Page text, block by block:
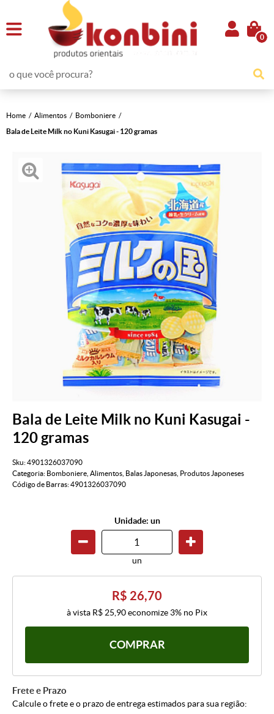
0
Home Alimentos
Bomboniere
Bala de Leite Milk no Kuni Kasugai - 120 gramas
Bala de Leite Milk no Kuni Kasugai -
120 gramas
Sku:4901326037090
Categoria: Bomboniere Alimentos Balas Japonesas Produtos Japoneses
Código de Barras:4901326037090
Unidade: un
un
R$ 26,70
à vista R$ 25,90economize 3% no Pix
COMPRAR
Frete e Prazo
Calcule o frete e o prazo de entrega estimados para sua região: